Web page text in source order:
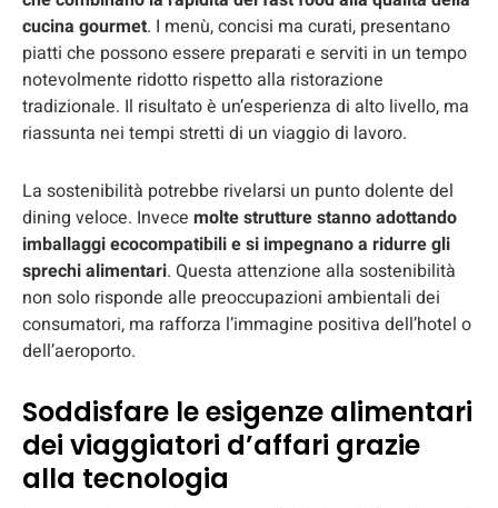
cucina gourmet. I menù, concisi ma curati, presentano
piatti che possono essere preparati e serviti in un tempo
notevolmente ridotto rispetto alla ristorazione
tradizionale. Il risultato è un’esperienza di alto livello, ma
riassunta nei tempi stretti di un viaggio di lavoro.
La sostenibilità potrebbe rivelarsi un punto dolente del
dining veloce. Invece molte strutture stanno adottando
imballaggi ecocompatibili e si impegnano a ridurre gli
sprechi alimentari. Questa attenzione alla sostenibilità
non solo risponde alle preoccupazioni ambientali dei
consumatori, ma rafforza l’immagine positiva dell’hotel o
dell’aeroporto.
Soddisfare le esigenze alimentari
dei viaggiatori d’affari grazie
alla tecnologia